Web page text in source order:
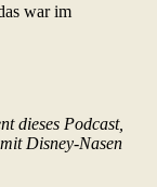
war im
dieses Podcast,
Disney-Nasen